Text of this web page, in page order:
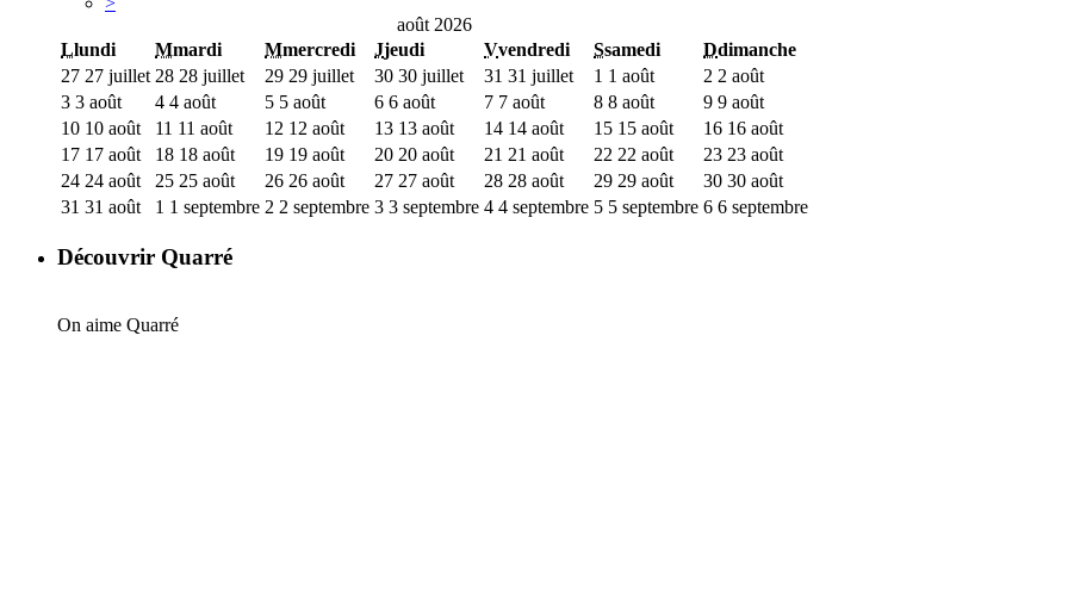
août 2026
Llundi Mmardi Mmercredi Jjeudi Vvendredi Ssamedi Ddimanche
27 27 juillet 28 28 juillet 29 29 juillet 30 30 juillet 31 31 juillet 1 1 août 2 2 août
3 3 août 4 4 août 5 5 août 6 6 août 7 7 août 8 8 août 9 9 août
10 10 août 11 11 août 12 12 août 13 13 août 14 14 août 15 15 août 16 16 août
17 17 août 18 18 août 19 19 août 20 20 août 21 21 août 22 22 août 23 23 août
24 24 août 25 25 août 26 26 août 27 27 août 28 28 août 29 29 août 30 30 août
31 31 août 1 1 septembre 2 2 septembre 3 3 septembre 4 4 septembre 5 5 septembre 6 6 septembre
Découvrir Quarré
On aime Quarré